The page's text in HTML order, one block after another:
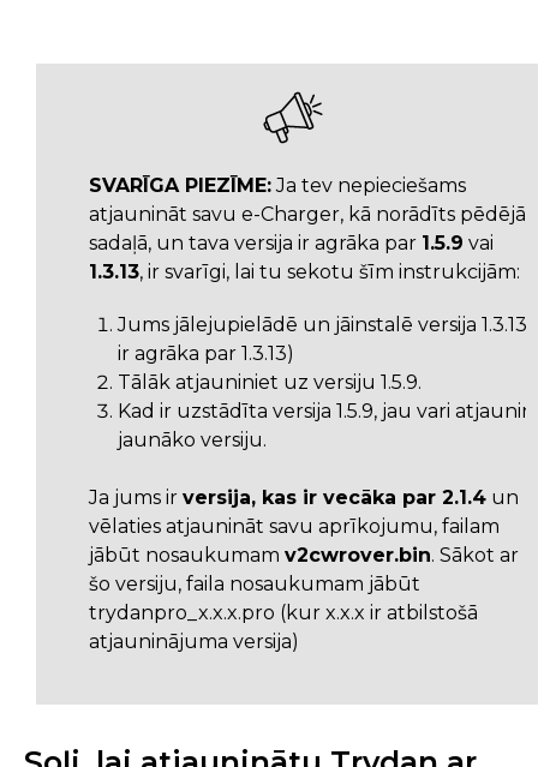
SVARĪGA PIEZĪME:Ja tev nepieciešams
atjaunināt savu e-Charger, kā norādīts pēdējā
sadaļā, un tava versija ir agrāka par 1.5.9 vai
1.3.13, ir svarīgi, lai tu sekotu šīm instrukcijām:
Jums jālejupielādē un jāinstalē versija 1.3.13.
ir agrāka par 1.3.13)
Tālāk atjauniniet uz versiju 1.5.9.
Kad ir uzstādīta versija 1.5.9, jau vari
jaunāko versiju.
Ja jums ir versija, kas ir vecāka par 2.1.4 un
vēlaties atjaunināt savu aprīkojumu, failam
jābūt nosaukumam v2cwrover.bin. Sākot ar
šo versiju, faila nosaukumam jābūt
trydanpro_x.x.x.pro (kur x.x.x ir atbilstošā
atjauninājuma versija)